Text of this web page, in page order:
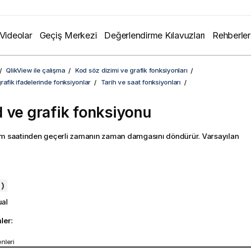
Videolar Geçiş Merkezi Değerlendirme Kılavuzları Rehberler
QlikView ile çalışma
Kod söz dizimi ve grafik fonksiyonları
ifadelerinde fonksiyonlar
Tarih ve saat fonksiyonları
ve grafik fonksiyonu
saatinden geçerli zamanın zaman damgasını döndürür. Varsayılan
)